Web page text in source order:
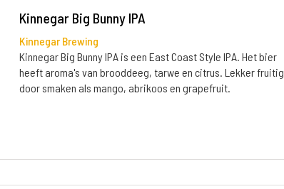
Kinnegar Big Bunny IPA
Kinnegar Brewing
Kinnegar Big Bunny IPA is een East Coast Style IPA. Het bier
heeft aroma's van brooddeeg, tarwe en citrus. Lekker fruitig
door smaken als mango, abrikoos en grapefruit.